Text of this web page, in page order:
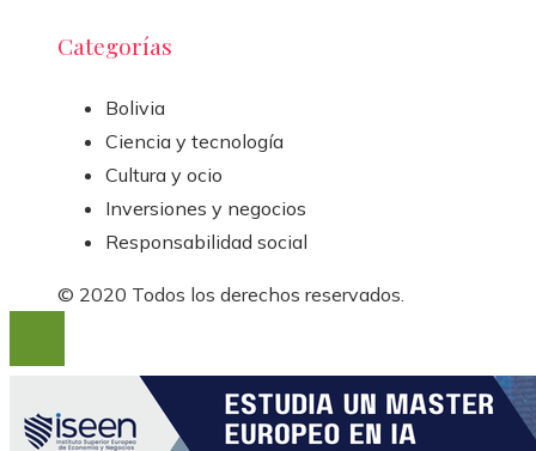
Categorías
Bolivia
Ciencia y tecnología
Cultura y ocio
Inversiones y negocios
Responsabilidad social
© 2020 Todos los derechos reservados.